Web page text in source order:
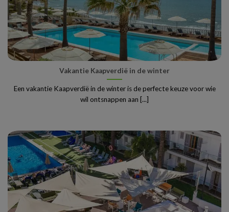
Vakantie Kaapverdië in de winter
Een vakantie Kaapverdië in de winter is de perfecte keuze voor wie
wil ontsnappen aan [...]